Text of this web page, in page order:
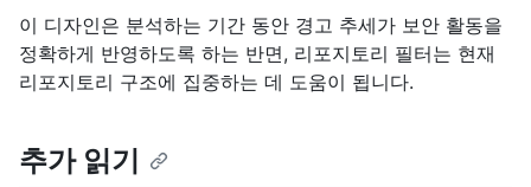
이 디자인은 분석하는 기간 동안 경고 추세가 보안 활동을
정확하게 반영하도록 하는 반면, 리포지토리 필터는 현재
리포지토리 구조에 집중하는 데 도움이 됩니다.
추가 읽기